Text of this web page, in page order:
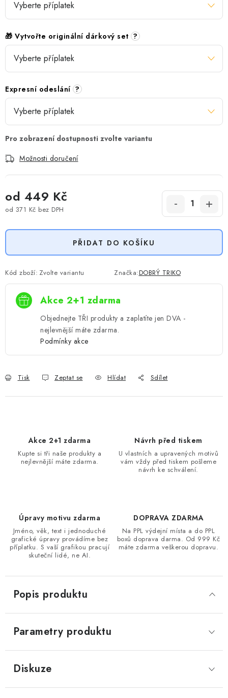
🎁 Vytvořte originální dárkový set ?
Expresní odeslání ?
Možnosti doručení
od 449 Kč
od 371 Kč bez DPH
PŘIDAT DO KOŠÍKU
Kód zboží: Zvolte variantu Značka:DOBRÝ TRIKO
Akce 2+1 zdarma
Objednejte TŘI produkty a zaplatíte jen DVA -
nejlevnější máte zdarma.
Podmínky akce
Tisk Zeptat se Hlídat Sdílet
Akce 2+1 zdarma
Kupte si tři naše produkty a
nejlevnější máte zdarma.
Návrh před tiskem
U vlastních a upravených motivů
vám vždy před tiskem pošleme
návrh ke schválení.
Úpravy motivu zdarma
Jméno, věk, text i jednoduché
grafické úpravy provádíme bez
příplatku. S vaší grafikou pracují
skuteční lidé, ne AI.
DOPRAVA ZDARMA
Na PPL výdejní místa a do PPL
boxů doprava darma. Od 999 Kč
máte zdarma veškerou dopravu.
Popis produktu
Parametry produktu
Diskuze